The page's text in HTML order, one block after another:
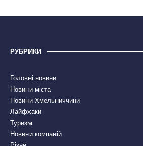
РУБРИКИ
Головні новини
Новини міста
Новини Хмельниччини
Лайфхаки
Туризм
Новини компаній